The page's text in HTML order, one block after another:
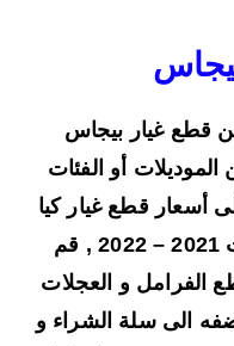
من قطع غيار بيجاس
أو الفئات
أسعار قطع غيار كيا
بيجاس 2020 و أيضاً موديلات 2021 – 2022 , قم
الفرامل و العجلات
الى سلة الشراء و